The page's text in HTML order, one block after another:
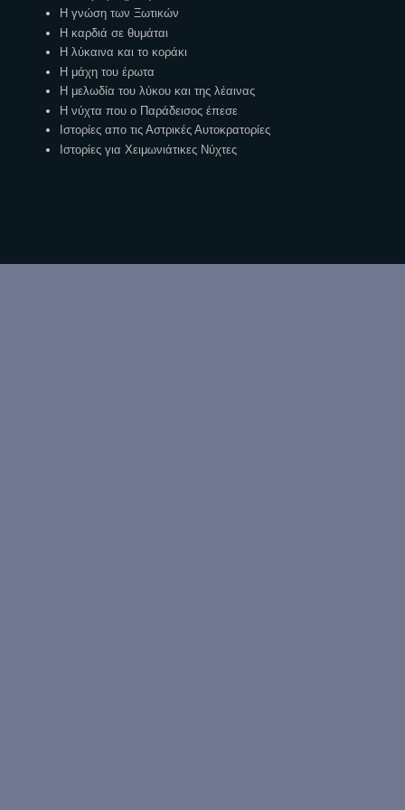
Η γνώση των Ξωτικών
Η καρδιά σε θυμάται
Η λύκαινα και το κοράκι
Η μάχη του έρωτα
Η μελωδία του λύκου και της λέαινας
Η νύχτα που ο Παράδεισος έπεσε
Ιστορίες απο τις Αστρικές Αυτοκρατορίες
Ιστορίες για Χειμωνιάτικες Νύχτες